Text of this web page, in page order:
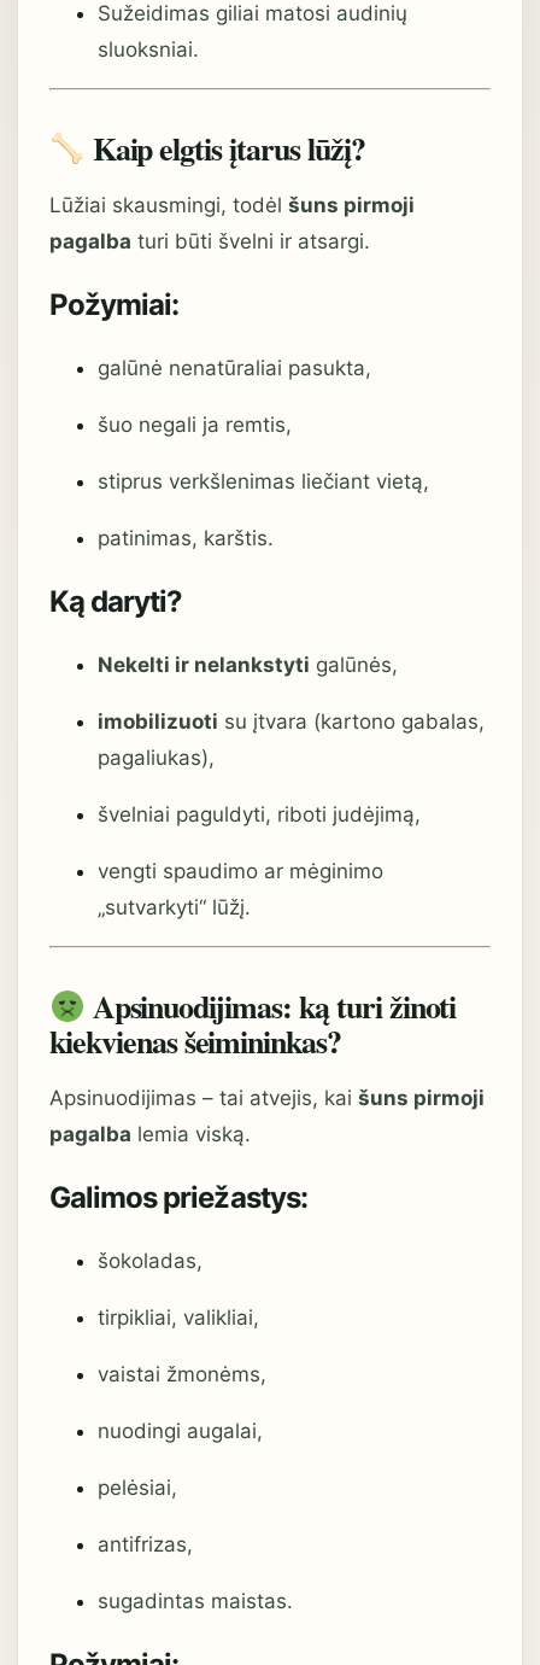
Sužeidimas giliai matosi audinių
sluoksniai.
Kaip elgtis įtarus lūžį?
Lūžiai skausmingi, todėl šuns pirmoji
pagalba turi būti švelni ir atsargi.
Požymiai:
galūnė nenatūraliai pasukta,
šuo negali ja remtis,
stiprus verkšlenimas liečiant vietą,
patinimas, karštis.
Ką daryti?
Nekelti ir nelankstyti galūnės,
imobilizuoti su įtvara (kartono gabalas,
pagaliukas),
švelniai paguldyti, riboti judėjimą,
vengti spaudimo ar mėginimo
„sutvarkyti“ lūžį.
Apsinuodijimas: ką turi žinoti
kiekvienas šeimininkas?
Apsinuodijimas – tai atvejis, kai šuns pirmoji
pagalba lemia viską.
Galimos priežastys:
šokoladas,
tirpikliai, valikliai,
vaistai žmonėms,
nuodingi augalai,
pelėsiai,
antifrizas,
sugadintas maistas.